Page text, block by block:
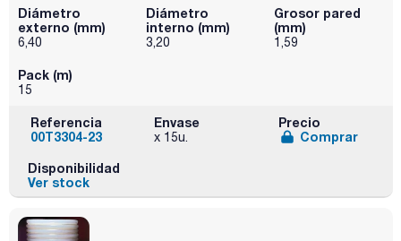
Diámetro
externo (mm)
6,40
Diámetro
interno (mm)
3,20
Grosor pared
(mm)
1,59
Pack (m)
15
Referencia
00T3304-23
Envase
x 15u.
Precio
Comprar
Disponibilidad
Ver stock